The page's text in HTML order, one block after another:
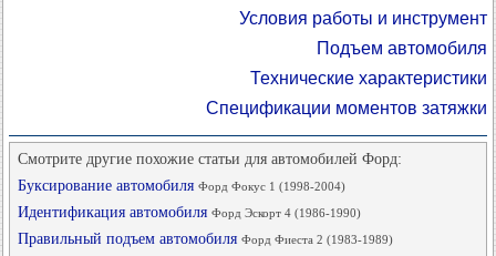
Условия работы и инструмент
Подъем автомобиля
Технические характеристики
Спецификации моментов затяжки
Смотрите другие похожие статьи для автомобилей Форд:
Буксирование автомобиля Форд Фокус 1 (1998-2004)
Идентификация автомобиля Форд Эскорт 4 (1986-1990)
Правильный подъем автомобиля Форд Фиеста 2 (1983-1989)